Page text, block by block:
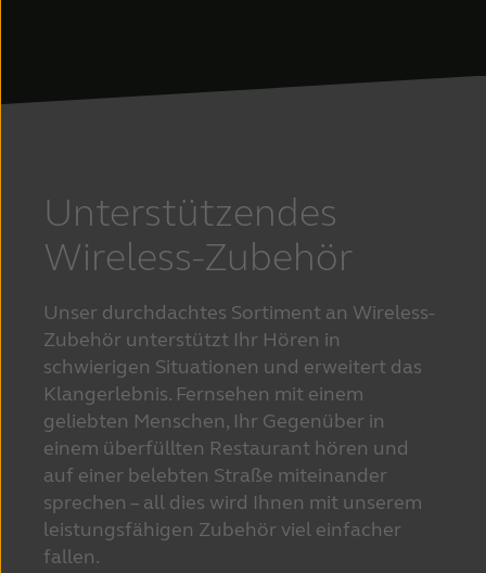
Unterstützendes
Wireless-Zubehör
Unser durchdachtes Sortiment an Wireless-
Zubehör unterstützt Ihr Hören in
schwierigen Situationen und erweitert das
Klangerlebnis. Fernsehen mit einem
geliebten Menschen, Ihr Gegenüber in
einem überfüllten Restaurant hören und
auf einer belebten Straße miteinander
sprechen – all dies wird Ihnen mit unserem
leistungsfähigen Zubehör viel einfacher
fallen.